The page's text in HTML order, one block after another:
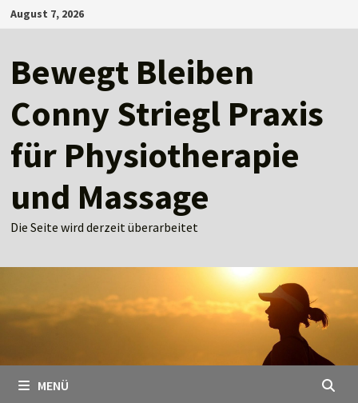
Zum
Inhalt
August 7, 2026
Bewegt Bleiben
Conny Striegl Praxis
für Physiotherapie
und Massage
Die Seite wird derzeit überarbeitet
MENÜ